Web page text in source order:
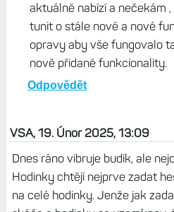
aktuálně nabízí a nečekám
tunit o stále nové a nové
opravy aby vše fungovalo
nově přidané funkcionality.
Odpovědět
VSA, 19. Únor 2025, 13:09
Dnes ráno vibruje budík, ale
Hodinky chtějí nejprve zadat
na celé hodinky. Jenže jak